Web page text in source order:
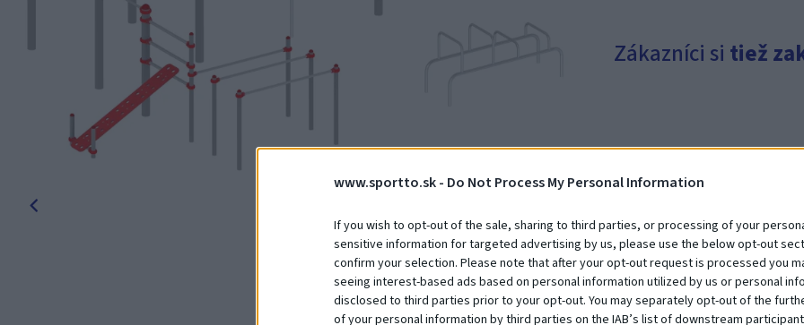
www.sportto.sk - Do Not Process My Personal Information
If you wish to opt-out of the sale, sharing to third parties, or processing of your
sensitive information for targeted advertising by us, please use the below opt-out
confirm your selection. Please note that after your opt-out request is processed you
seeing interest-based ads based on personal information utilized by us or personal
disclosed to third parties prior to your opt-out. You may separately opt-out of the
of your personal information by third parties on the IAB’s list of downstream
Zákazníci si tiež
Street workout 15.60.00
Na dopyt